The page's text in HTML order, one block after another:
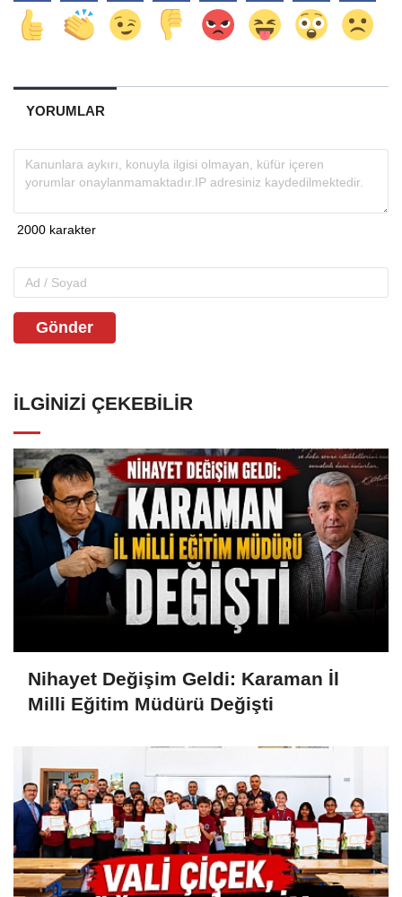
YORUMLAR
Gönder
İLGINIZI ÇEKEBILIR
Nihayet Değişim Geldi: Karaman İl
Milli Eğitim Müdürü Değişti